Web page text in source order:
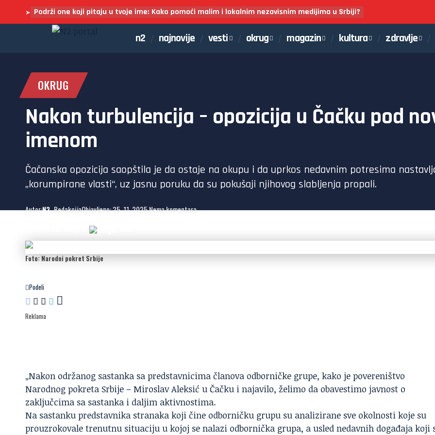
➤ Podrži one koji pitaju u tvoje ime: Kako pomoći malim i lokalnim nezavisnim medijima u Srbiji?
n2 najnovije vesti okrug magazin kultura zdravlje
OKRUG
Nakon turbulencija – opozicija u Čačku pod
imenom
Čačanska opozicija saopštila je da ostaje na okupu i da uprkos nedavnim potresima
„korumpirane vlasti“, uz jasnu poruku da su pokušaji njihovog slabljenja propali.
Autor:N2- RedakcijaObjavljeno: 25. 11. 2025.Nema komentara
Foto: Narodni pokret Srbije
Podeli
Reklama
„Nakon održanog sastanka sa predstavnicima članova odborničke grupe, kako je povereništvo
Narodnog pokreta Srbije – Miroslav Aleksić u Čačku i najavilo, želimo da obavestimo javnost o
zaključcima sa sastanka i daljim aktivnostima.
Na sastanku predstavnika stranaka koji čine odborničku grupu su analizirane sve okolnosti koje su
prouzrokovale trenutnu situaciju u kojoj se nalazi odbornička grupa, a usled nedavnih događaja koji